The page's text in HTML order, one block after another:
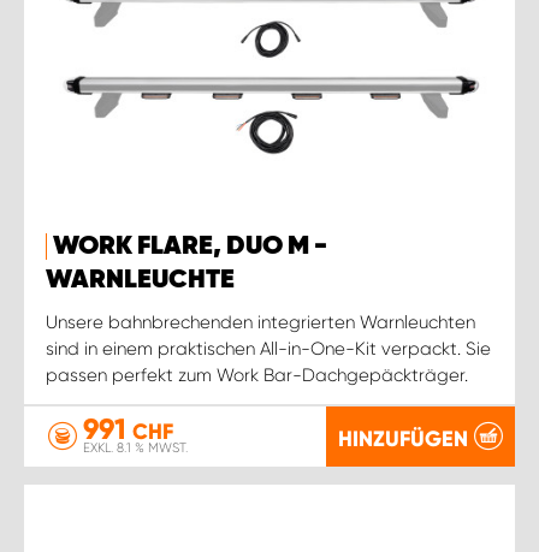
WORK FLARE, DUO M -
WARNLEUCHTE
Unsere bahnbrechenden integrierten Warnleuchten
sind in einem praktischen All-in-One-Kit verpackt. Sie
passen perfekt zum Work Bar-Dachgepäckträger.
991 CHF
EXKL. 8.1 % MWST. HINZUFÜGEN